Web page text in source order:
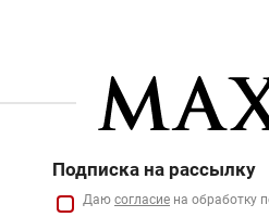
Подписка на рассылку
Даю согласие на обработку